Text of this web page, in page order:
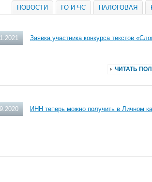
НОВОСТИ ГО И ЧС НАЛОГОВАЯ
Заявка участника конкурса текстов
ЧИТАТЬ
ИНН теперь можно получить в Личном